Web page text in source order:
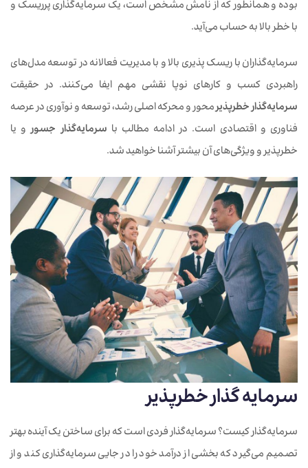
بوده و همانطور که از نامش مشخص است، یک سرمایه‌گذاری پرریسک و
با خطر بالا به حساب می‌آید.
سرمایه‌گذاران با ریسک پذیری بالا و با مدیریت فعالانه در توسعه مدل‌های
راهبردی کسب و کارهای نوپا نقشی مهم ایفا می‌کنند. در حقیقت
سرمایه‌گذار خطرپذیرمحور و محرکه اصلی رشد، توسعه و نوآوری در عرصه
فناوری و اقتصادی است. در ادامه مطالب با سرمایه‌گذار جسور و یا
خطرپذیر و ویژگی‌های آن بیشتر آشنا خواهید شد.
سرمایه گذار خطرپذیر
سرمایه‌گذار کیست؟ سرمایه‌گذار فردی است که برای ساختن یک آینده بهتر
تصمیم‌ می‌گیرد که بخشی از درآمد خود را در جایی سرمایه‌گذاری کند و از